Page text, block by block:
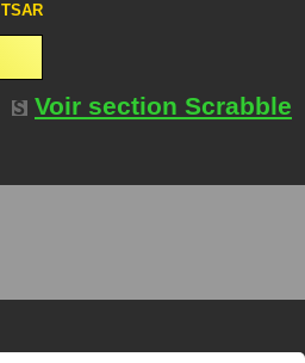
TSAR
Voir section Scrabble